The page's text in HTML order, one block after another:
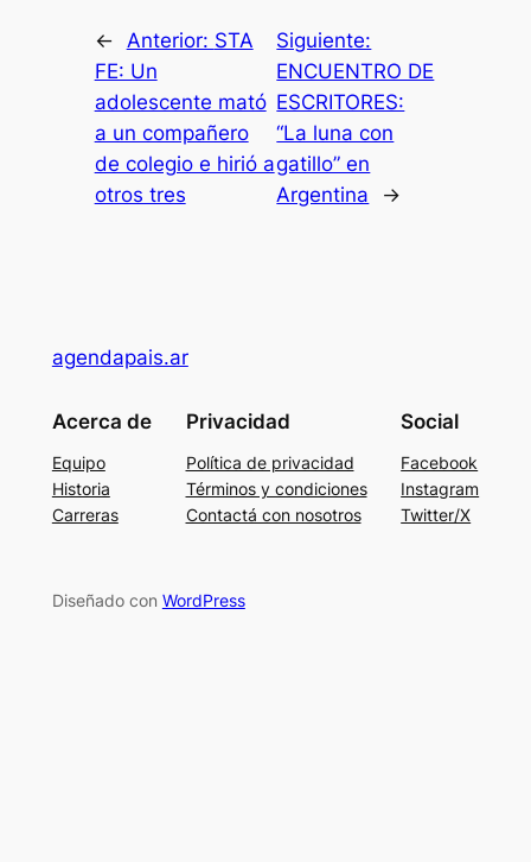
← Anterior: STA
FE: Un
adolescente mató
a un compañero
de colegio e hirió a
otros tres
Siguiente:
ENCUENTRO DE
ESCRITORES:
“La luna con
gatillo” en
Argentina
→
agendapais.ar
Acerca de
Equipo
Historia
Carreras
Privacidad
Política de privacidad
Términos y condiciones
Contactá con nosotros
Social
Facebook
Instagram
Twitter/X
Diseñado con WordPress